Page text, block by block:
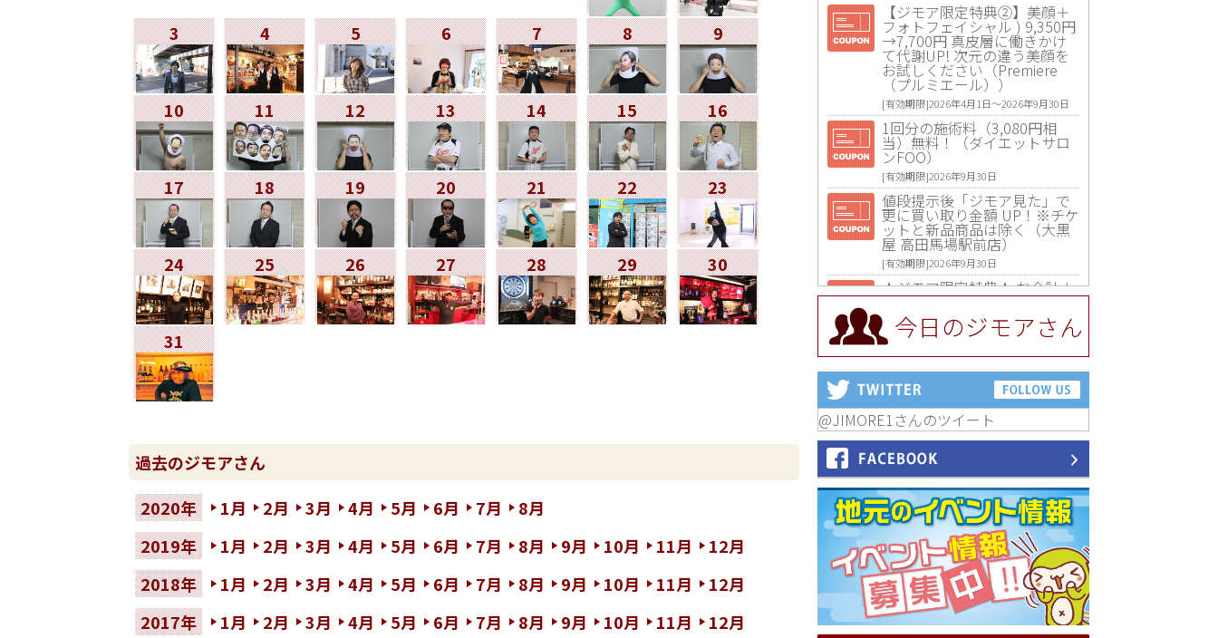
3 4 5 6 7 8 9
10 11 12 13 14 15 16
17 18 19 20 21 22 23
24 25 26 27 28 29 30
31
過去のジモアさん
2020年
1月 2月 3月 4月 5月 6月 7月
8月
2019年
1月 2月 3月 4月 5月 6月 7月 8月 9月 10月 11月
12月
2018年
1月 2月 3月 4月 5月 6月 7月 8月 9月 10月 11月
12月
2017年
1月 2月 3月 4月 5月 6月 7月 8月 9月 10月 11月
12月
【ジモア限定特典②】美顔＋
フォトフェイシャル ) 9,350円
→7,700円 真皮層に働きかけ
て代謝UP! 次元の違う美顔を
お試しください（Premiere
（プルミエール））
[有効期限]2026年4月1日〜2026年9月30日
1回分の施術料（3,080円相
当）無料！（ダイエットサロ
ンFOO）
[有効期限]2026年9月30日
値段提示後「ジモア見た」で
更に買い取り金額 UP！※チケ
ットと新品商品は除く（大黒
屋 高田馬場駅前店）
[有効期限]2026年9月30日
★ジモア限定特典★ お会計よ
り全品5％OFF（ナチュラル＆
ハンドメイドショップ［マキ
マキ］）
[有効期限]2026年9月30日まで
【ジモア限定①】初回割引 特
価 VIO脱毛11,000円⇒8,800円
（メンズ専門ワックス脱毛サ
ロン Mickle（ミックル））
【ジモア読者特典2】コース 3,
500円→3,000円（料理5品+2
時間飲み放題）（創作イタリ
アン Pia Cuore（ピアクオー
レ））
[有効期限]2026年9月30日
【ジモア読者特典1】料理全品
20％OFF ※18時以降（創作イ
タリアン Pia Cuore（ピアクオ
ーレ））
[有効期限]2026年9月30日
今日のジモアさん
@JIMORE1さんのツイート